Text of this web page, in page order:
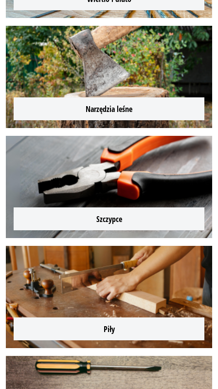
Narzędzia leśne
Szczypce
Piły